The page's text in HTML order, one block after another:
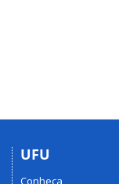
UFU
Conheça